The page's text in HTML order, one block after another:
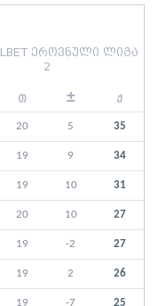
ეროვნული ლიგა
2
თ ± ქ
20 5 35
19 9 34
19 10 31
20 10 27
19 -2 27
19 2 26
19 -7 25